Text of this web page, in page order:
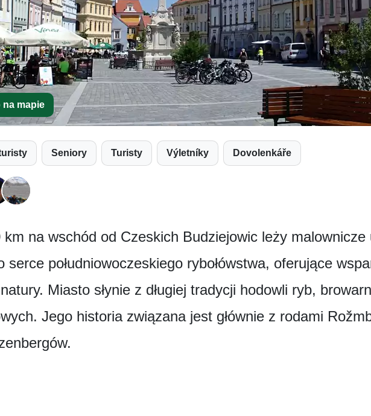
mapie
Seniory Turisty Výletníky Dovolenkáře
km na wschód od Czeskich Budziejowic leży
serce południowoczeskiego rybołówstwa, oferujące
Miasto słynie z długiej tradycji hodowli ryb,
Jego historia związana jest głównie z rodami